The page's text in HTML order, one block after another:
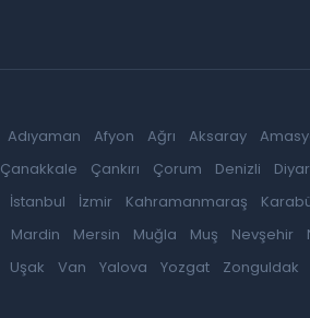
Adıyaman Afyon Ağrı Aksaray
Çanakkale Çankırı Çorum Denizli
İstanbul İzmir Kahramanmaraş
Mardin Mersin Muğla Muş Nevşehir
Uşak Van Yalova Yozgat Zonguldak